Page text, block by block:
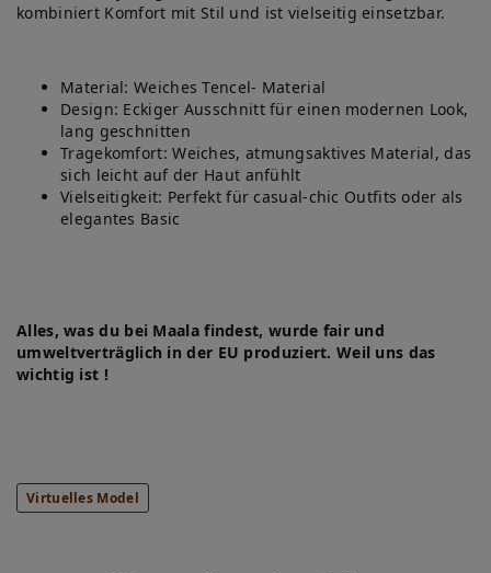
kombiniert Komfort mit Stil und ist vielseitig einsetzbar.
Material: Weiches Tencel- Material
Design: Eckiger Ausschnitt für einen modernen Look,
lang geschnitten
Tragekomfort: Weiches, atmungsaktives Material, das
sich leicht auf der Haut anfühlt
Vielseitigkeit: Perfekt für casual-chic Outfits oder als
elegantes Basic
Alles, was du bei Maala findest, wurde fair und
umweltverträglich in der EU produziert. Weil uns das
wichtig ist !
Virtuelles Model